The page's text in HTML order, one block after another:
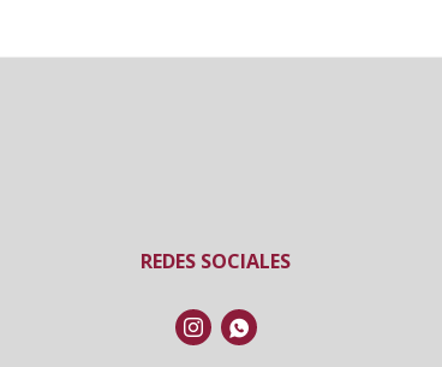
REDES SOCIALES
 